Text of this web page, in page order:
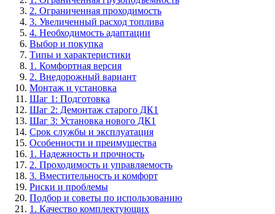
2. Ограниченная проходимость
3. Увеличенный расход топлива
4. Необходимость адаптации
Выбор и покупка
Типы и характеристики
1. Комфортная версия
2. Внедорожный вариант
Монтаж и установка
Шаг 1: Подготовка
Шаг 2: Демонтаж старого ДК1
Шаг 3: Установка нового ДК1
Срок службы и эксплуатация
Особенности и преимущества
1. Надежность и прочность
2. Проходимость и управляемость
3. Вместительность и комфорт
Риски и проблемы
Подбор и советы по использованию
1. Качество комплектующих